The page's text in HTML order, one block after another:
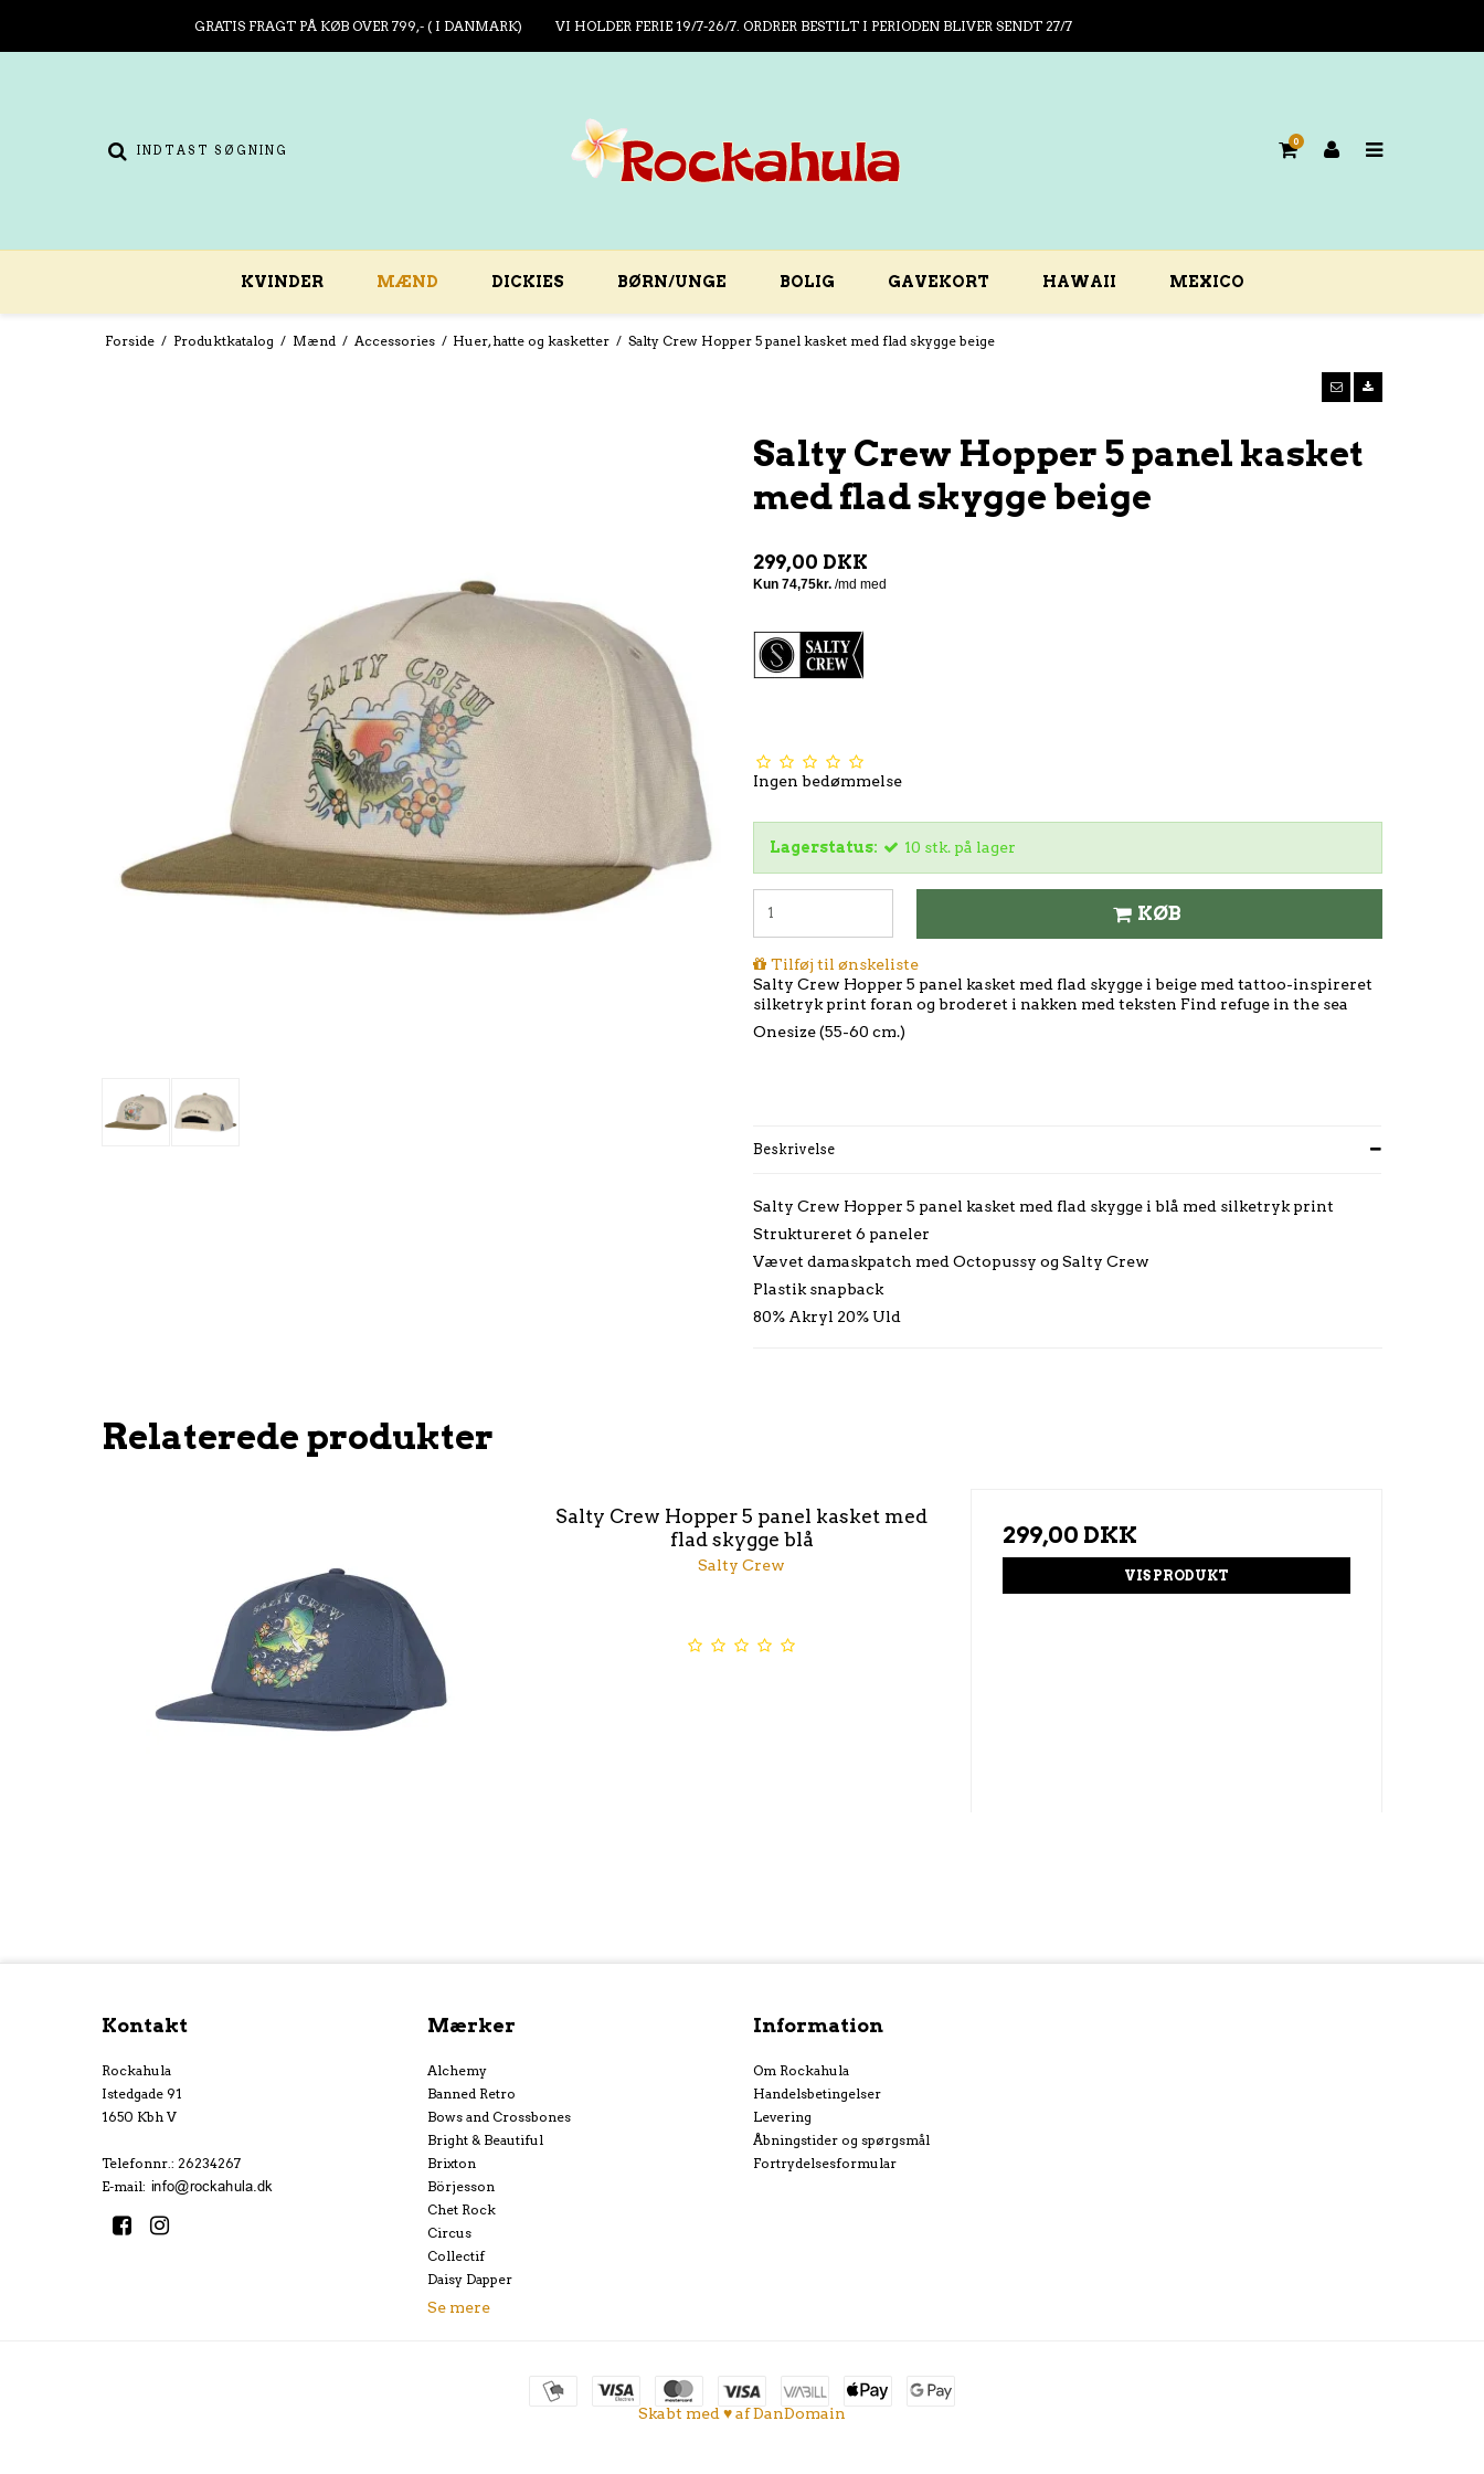
GRATIS FRAGT PÅ KØB OVER 799,- ( I DANMARK) VI HOLDER FERIE 19/7-26/7. ORDRER BESTILT I PERIODEN BLIVER SENDT 27/7
0
KVINDER MÆND DICKIES BØRN/UNGE BOLIG GAVEKORT HAWAII MEXICO
Forside / Produktkatalog / Mænd / Accessories / Huer, hatte og kasketter / Salty Crew Hopper 5 panel kasket med flad skygge beige
Salty Crew Hopper 5 panel kasket
med flad skygge beige
299,00 DKK
Ingen bedømmelse
Lagerstatus: 10 stk. på lager
KØB
Tilføj til ønskeliste
Salty Crew Hopper 5 panel kasket med flad skygge i beige med tattoo-inspireret
silketryk print foran og broderet i nakken med teksten Find refuge in the sea
Onesize (55-60 cm.)
Beskrivelse
Salty Crew Hopper 5 panel kasket med flad skygge i blå med silketryk print
Struktureret 6 paneler
Vævet damaskpatch med Octopussy og Salty Crew
Plastik snapback
80% Akryl 20% Uld
Relaterede produkter
Salty Crew Hopper 5 panel kasket med
flad skygge blå
Salty Crew
299,00 DKK
VIS PRODUKT
Kontakt
Rockahula
Istedgade 91
1650 Kbh V
Telefonnr. : 26234267
E-mail:
Mærker
Alchemy
Banned Retro
Bows and Crossbones
Bright & Beautiful
Brixton
Börjesson
Chet Rock
Circus
Collectif
Daisy Dapper
Se mere
Information
Om Rockahula
Handelsbetingelser
Levering
Åbningstider og spørgsmål
Fortrydelsesformular
Skabt med ♥ af DanDomain